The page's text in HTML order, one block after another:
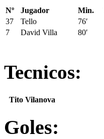
Nº Jugador Min.
37
Tello 76′
7
David Villa 80′
Tecnicos:
Tito Vilanova
Goles: